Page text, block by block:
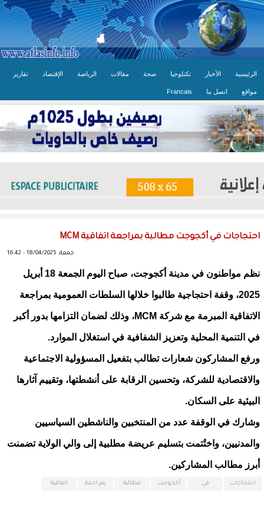
الرئيسية الأخبار تكنلوجيا صحة مقالات الرياضة الإقتصاد تقارير
مواقع اتصل بنا Francais
احتجاجات في أكجوجت مطالبة بمراجعة اتفاقية MCM
جمعة, 18/04/2025 - 16:42
نظم مواطنون في مدينة أكجوجت، صباح اليوم الجمعة 18 أبريل
2025، وقفة احتجاجية طالبوا خلالها السلطات العمومية بمراجعة
الاتفاقية المبرمة مع شركة MCM، وذلك لضمان التزامها بدور أكبر
في التنمية المحلية وتعزيز الشفافية في استغلال الموارد.
ورفع المشاركون شعارات تطالب بتفعيل المسؤولية الاجتماعية
والاقتصادية للشركة، وتحسين الرقابة على أنشطتها، وتقييم آثارها
البيئية على السكان.
وشارك في الوقفة عدد من المنتخبين والناشطين السياسيين
والمدنيين، واختُتمت بتسليم عريضة مطلبية إلى والي الولاية تضمنت
أبرز مطالب المشاركين.
احتجاجات في أكجوجت مطالبة بمراجعة اتفاقية